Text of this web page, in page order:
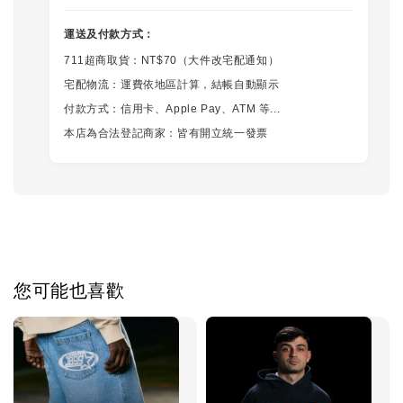
運送及付款方式：
711超商取貨：NT$70（大件改宅配通知）
宅配物流：運費依地區計算，結帳自動顯示
付款方式：信用卡、Apple Pay、ATM 等...
本店為合法登記商家：皆有開立統一發票
您可能也喜歡